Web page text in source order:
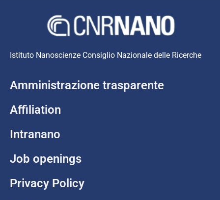
Istituto Nanoscienze Consiglio Nazionale delle Ricerche
Amministrazione trasparente
Affiliation
Intranano
Job openings
Privacy Policy